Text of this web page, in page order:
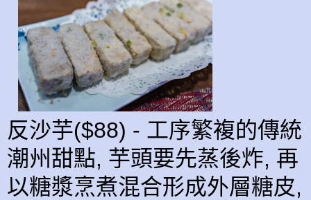
反沙芋($88) - 工序繁複的傳統
潮州甜點, 芋頭要先蒸後炸, 再
以糖漿烹煮混合形成外層糖皮,